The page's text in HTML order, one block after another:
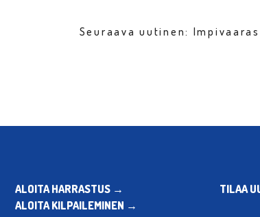
Seuraava uutinen:
ALOITA HARRASTUS →
ALOITA KILPAILEMINEN →
TILAA